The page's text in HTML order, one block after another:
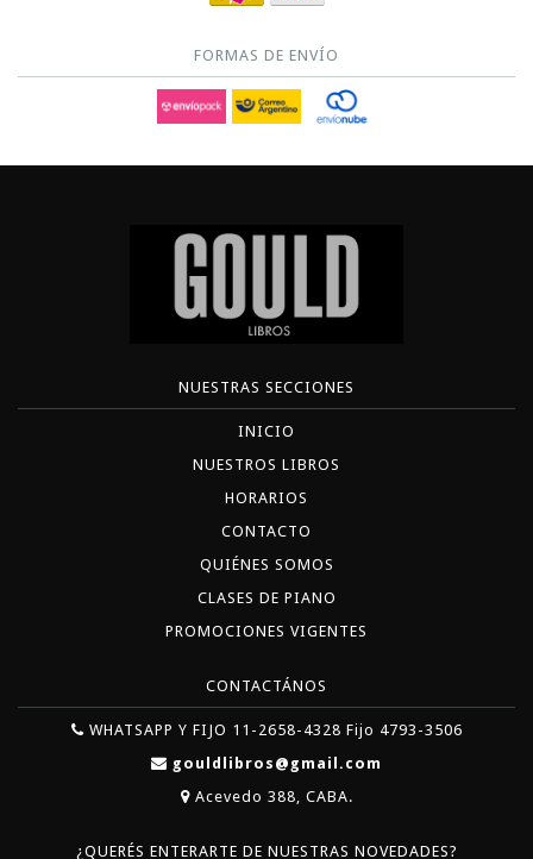
FORMAS DE ENVÍO
NUESTRAS SECCIONES
INICIO
NUESTROS LIBROS
HORARIOS
CONTACTO
QUIÉNES SOMOS
CLASES DE PIANO
PROMOCIONES VIGENTES
CONTACTÁNOS
WHATSAPP Y FIJO 11-2658-4328 Fijo 4793-3506
gouldlibros@gmail.com
Acevedo 388, CABA.
¿QUERÉS ENTERARTE DE NUESTRAS NOVEDADES?